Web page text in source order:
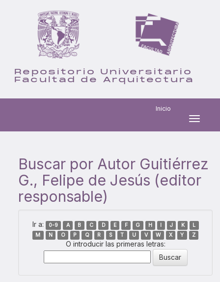
Repositorio Universitario
Facultad de Arquitectura
Inicio
Buscar por Autor Guitiérrez
G., Felipe de Jesús (editor
responsable)
Ir a: 0-9 A B C D E F G H I J K
L
M
N O P Q R S T U V W X Y Z
O introducir las primeras letras: